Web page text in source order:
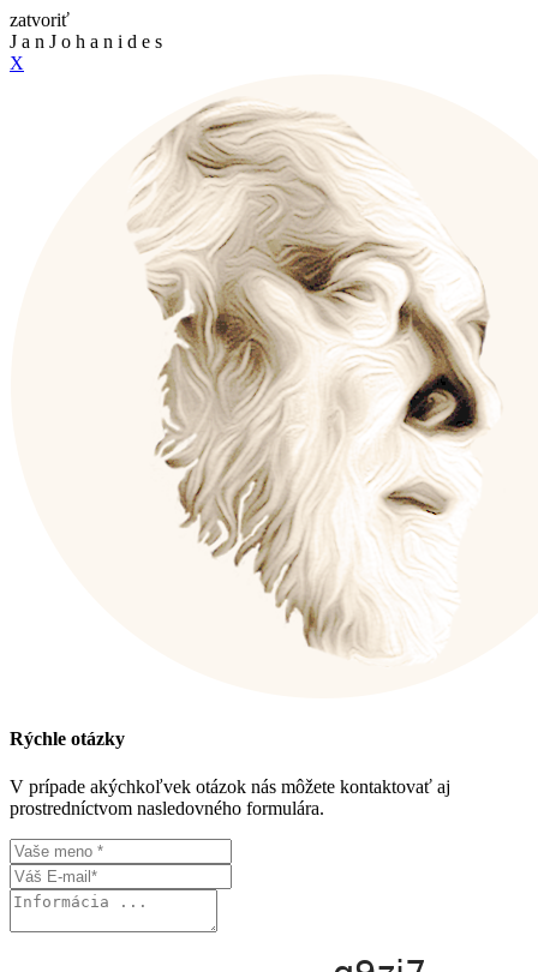
zatvoriť
J a n J o h a n i d e s
X
Rýchle otázky
V prípade akýchkoľvek otázok nás môžete kontaktovať aj
prostredníctvom nasledovného formulára.